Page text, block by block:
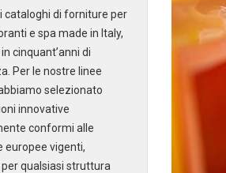
cataloghi di forniture per
e spa made in Italy,
cinquant’anni di
Per le nostre linee
selezionato
innovative
conformi alle
europee vigenti,
qualsiasi struttura